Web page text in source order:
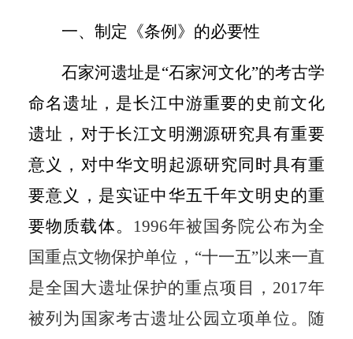
一、制定《条例》的必要性
石家河遗址是“石家河文化”的考古学
命名遗址，是长江中游重要的史前文化
遗址，对于长江文明溯源研究具有重要
意义，对中华文明起源研究同时具有重
要意义，是实证中华五千年文明史的重
要物质载体。 1996年被国务院公布为全
国重点文物保护单位，“十一五”以来一直
是全国大遗址保护的重点项目， 2017年
被列为国家考古遗址公园立项单位。随